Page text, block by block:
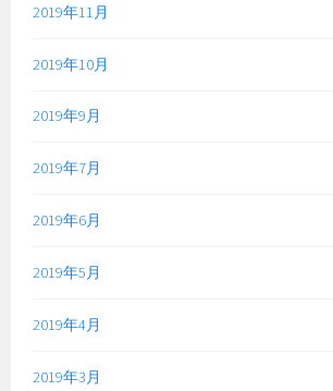
2019年11月
2019年10月
2019年9月
2019年7月
2019年6月
2019年5月
2019年4月
2019年3月